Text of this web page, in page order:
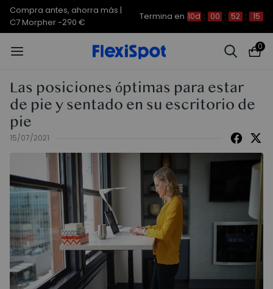
Compra antes, ahorra más |
C7 Morpher -290 €
Termina en 10d : 00 : 52 : 15
0
Las posiciones óptimas para estar
de pie y sentado en su escritorio de
pie
15/07/2021